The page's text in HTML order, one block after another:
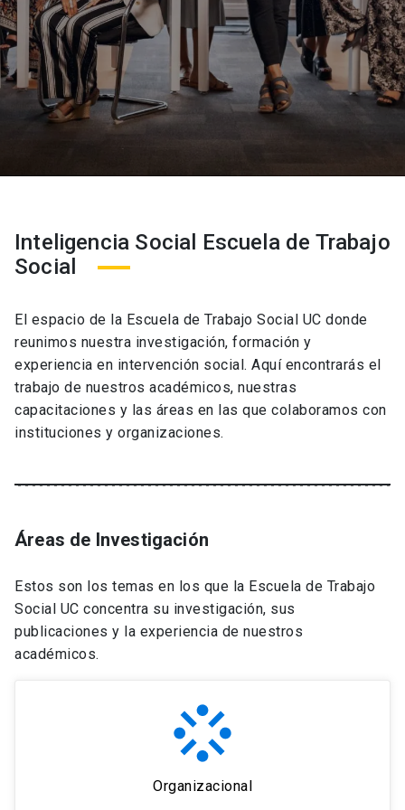
Inteligencia Social Escuela de Trabajo
Social
El espacio de la Escuela de Trabajo Social UC donde
reunimos nuestra investigación, formación y
experiencia en intervención social. Aquí encontrarás el
trabajo de nuestros académicos, nuestras
capacitaciones y las áreas en las que colaboramos con
instituciones y organizaciones.
Áreas de Investigación
Estos son los temas en los que la Escuela de Trabajo
Social UC concentra su investigación, sus
publicaciones y la experiencia de nuestros
académicos.
Organizacional